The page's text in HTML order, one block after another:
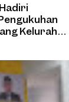
Kelurahan